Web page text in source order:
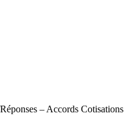
– Accords Cotisations